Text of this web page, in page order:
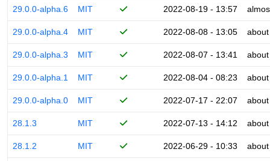
29.0.0-alpha.6 MIT 2022-08-19 - 13:57
29.0.0-alpha.4 MIT 2022-08-08 - 13:05
29.0.0-alpha.3 MIT 2022-08-07 - 13:41
29.0.0-alpha.1 MIT 2022-08-04 - 08:23
29.0.0-alpha.0 MIT 2022-07-17 - 22:07
28.1.3 MIT 2022-07-13 - 14:12
28.1.2 MIT 2022-06-29 - 10:33